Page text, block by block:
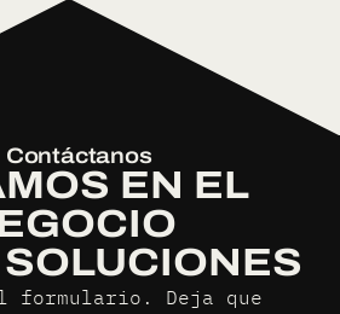
Contáctanos
EN EL
formulario. Deja que